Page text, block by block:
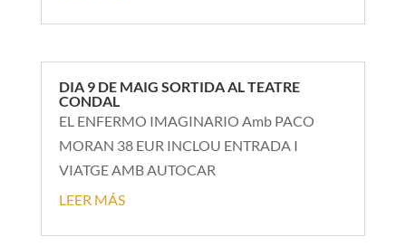
DIA 9 DE MAIG SORTIDA AL TEATRE
CONDAL
EL ENFERMO IMAGINARIO Amb PACO
MORAN 38 EUR INCLOU ENTRADA I
VIATGE AMB AUTOCAR
LEER MÁS